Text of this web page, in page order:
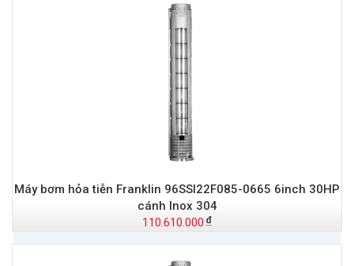
Máy bơm hỏa tiễn Franklin 96SSI22F085-0665 6inch 30HP
cánh Inox 304
110.610.000